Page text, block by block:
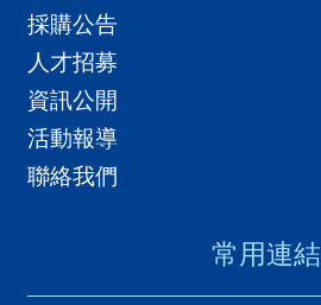
採購公告
人才招募
資訊公開
活動報導
聯絡我們
常用連結